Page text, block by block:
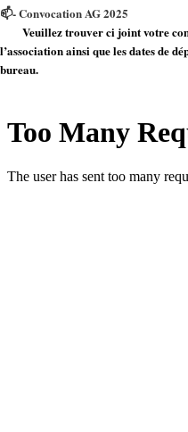
📫- Convocation AG 2025
Veuillez trouver ci joint votre
l’association ainsi que les dates de
bureau.